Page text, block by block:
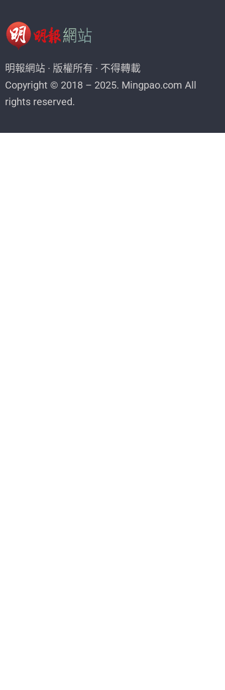
明報網站 · 版權所有 · 不得轉載
Copyright © 2018 – 2025. Mingpao.com All
rights reserved.